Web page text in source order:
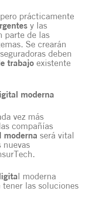
prácticamente
y las
parte de las
Se crearán
deben
trabajo existente
moderna
vez más
compañías
moderna será vital
nuevas
l moderna
las soluciones